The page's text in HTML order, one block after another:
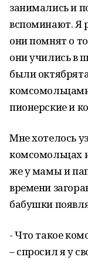
занимались и
вспоминают. Я
они помнят о
они учились в
были
пионерские и
Мне хотелось
комсомольцах
же у мамы и
времени
бабушки
- Что такое
– спросил я у